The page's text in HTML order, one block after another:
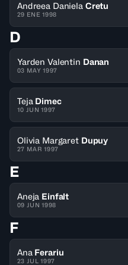
Andreea Daniela Cretu
29 ENE 1998
D
Yarden Valentin Danan
03 MAY 1997
Teja Dimec
10 JUN 1997
Olivia Margaret Dupuy
27 MAR 1997
E
Aneja Einfalt
09 JUN 1998
F
Ana Ferariu
23 JUL 1997